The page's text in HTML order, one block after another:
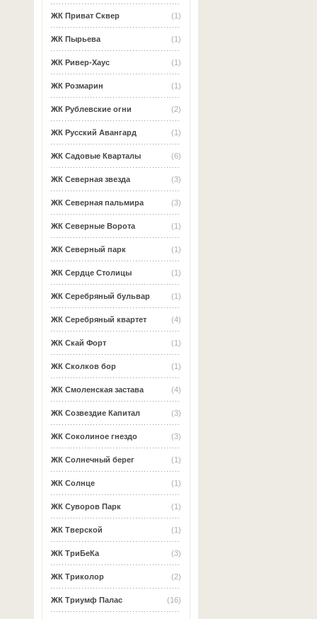
(1)
ЖК Приват Сквер
(1)
ЖК Пырьева
(1)
ЖК Ривер-Хаус
(1)
ЖК Розмарин
(2)
ЖК Рублевские огни
(1)
ЖК Русский Авангард
(6)
ЖК Садовые Кварталы
(3)
ЖК Северная звезда
(3)
ЖК Северная пальмира
(1)
ЖК Северные Ворота
(1)
ЖК Северный парк
(1)
ЖК Сердце Столицы
(1)
ЖК Серебряный бульвар
(4)
ЖК Серебряный квартет
(1)
ЖК Скай Форт
(1)
ЖК Сколков бор
(4)
ЖК Смоленская застава
(3)
ЖК Созвездие Капитал
(3)
ЖК Соколиное гнездо
(1)
ЖК Солнечный берег
(1)
ЖК Солнце
(1)
ЖК Суворов Парк
(1)
ЖК Тверской
(3)
ЖК ТриБеКа
(2)
ЖК Триколор
(16)
ЖК Триумф Палас